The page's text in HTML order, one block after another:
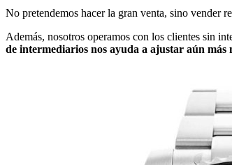
No pretendemos hacer la gran venta, sino vender
Además, nosotros operamos con los clientes sin
de intermediarios nos ayuda a ajustar aún más